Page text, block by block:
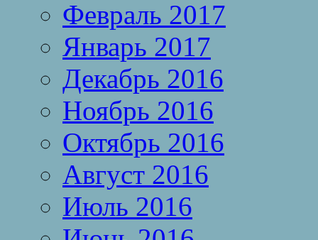
Февраль 2017
Январь 2017
Декабрь 2016
Ноябрь 2016
Октябрь 2016
Август 2016
Июль 2016